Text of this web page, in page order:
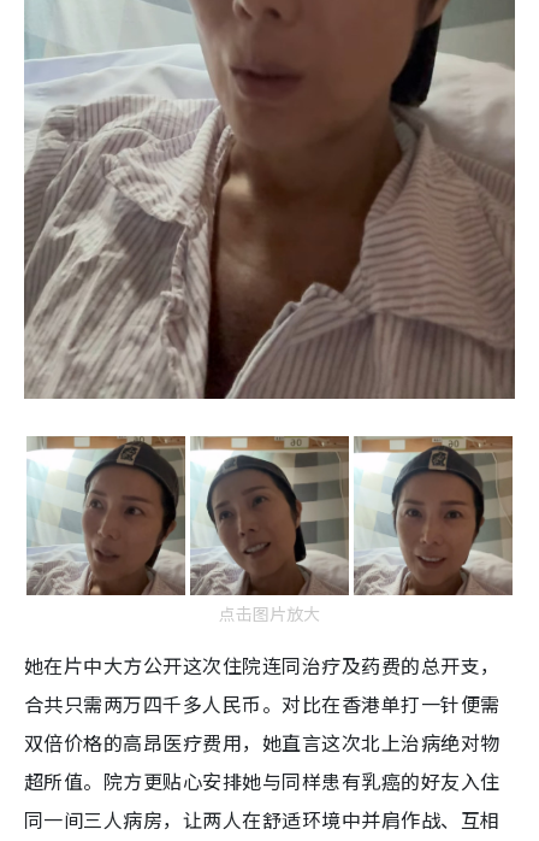
点击图片放大
她在片中大方公开这次住院连同治疗及药费的总开支，
合共只需两万四千多人民币。对比在香港单打一针便需
双倍价格的高昂医疗费用，她直言这次北上治病绝对物
超所值。院方更贴心安排她与同样患有乳癌的好友入住
同一间三人病房，让两人在舒适环境中并肩作战、互相